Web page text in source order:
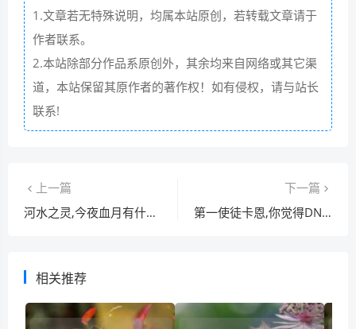
1.文章若无特殊说明，均属本站原创，若转载文章请于
作者联系。
2.本站除部分作品系原创外，其余均来自网络或其它渠
道，本站保留其原作者的著作权！如有侵权，请与站长
联系!
上一篇
河水之灵,今夜血月有什么影响
下一篇
第一使徒卡恩,你觉得DNF还能活几年
相关推荐